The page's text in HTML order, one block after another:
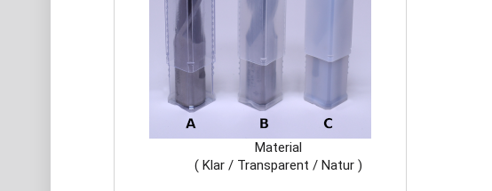
Material
( Klar / Transparent / Natur )